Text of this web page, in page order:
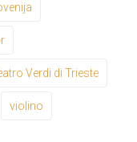
Verdi di Trieste
violino